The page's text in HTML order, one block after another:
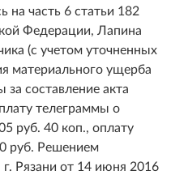
часть 6 статьи 182
Федерации, Лапина
(с учетом уточненных
материального ущерба
составление акта
телеграммы о
руб. 40 коп., оплату
руб. Решением
Рязани от 14 июня 2016